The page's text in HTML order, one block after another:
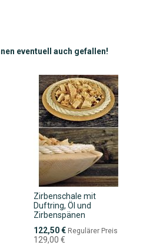
eventuell auch gefallen!
Zirbenschale mit
Duftring, Öl und
Zirbenspänen
Sonderpreis
122,50 € Regulärer Preis
129,00 €